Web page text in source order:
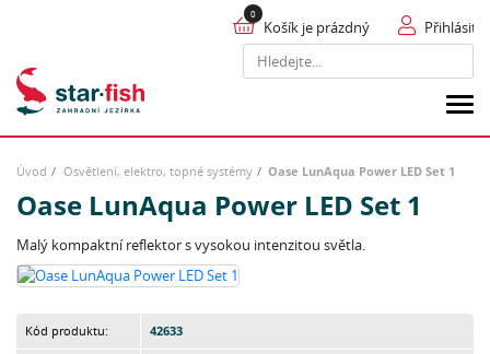
Hledat
Přihlásit
Košík je prázdný
Úvod Osvětlení, elektro, topné systémy Oase LunAqua Power LED Set 1
Oase LunAqua Power LED Set 1
Malý kompaktní reflektor s vysokou intenzitou světla.
Kód produktu: 42633